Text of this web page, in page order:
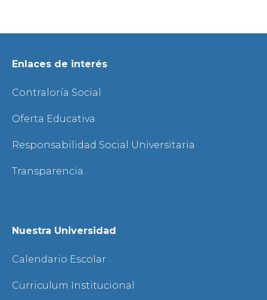
Enlaces de interés
Contraloría Social
Oferta Educativa
Responsabilidad Social Universitaria
Transparencia
Nuestra Universidad
Calendario Escolar
Curriculum Institucional